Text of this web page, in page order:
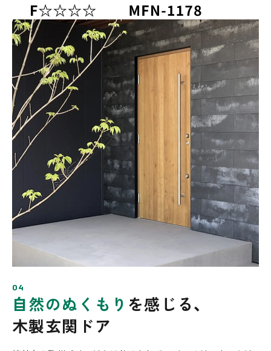
04
自然のぬくもり を感じる、
木製玄関ドア